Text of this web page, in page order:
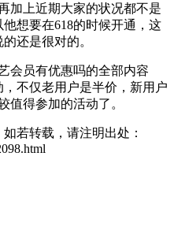
加上近期大家的状况都不是
想要在618的时候开通，这
还是很对的。
会员有优惠吗的全部内容
不仅老用户是半价，新用户
值得参加的活动了。
如若转载，请注明出处：